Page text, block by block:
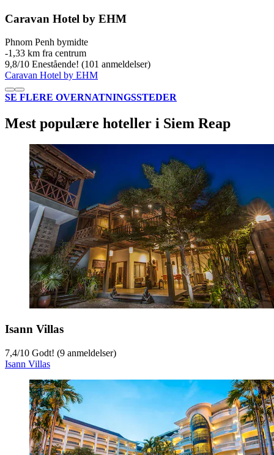
Caravan Hotel by EHM
Phnom Penh bymidte
‐1,33 km fra centrum
9,8/10 Enestående! (101 anmeldelser)
Caravan Hotel by EHM
SE FLERE OVERNATNINGSSTEDER
Mest populære hoteller i Siem Reap
Isann Villas
7,4/10 Godt! (9 anmeldelser)
Isann Villas